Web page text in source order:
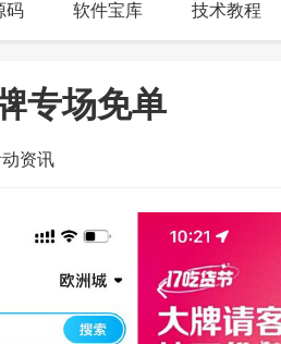
码 软件宝库 技术教程
专场免单
资讯